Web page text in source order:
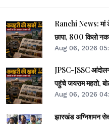
Ranchi News: मां
छापा, 800 किलो
Aug 06, 2026
JPSC-JSSC
पहुंचे जयराम महतो,
Aug 06, 2026
झारखंड अग्निशमन